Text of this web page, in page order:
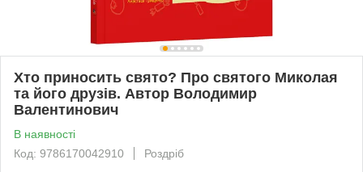
Хто приносить свято? Про святого Миколая
та його друзів. Автор Володимир
Валентинович
В наявності
Код: 9786170042910
Роздріб